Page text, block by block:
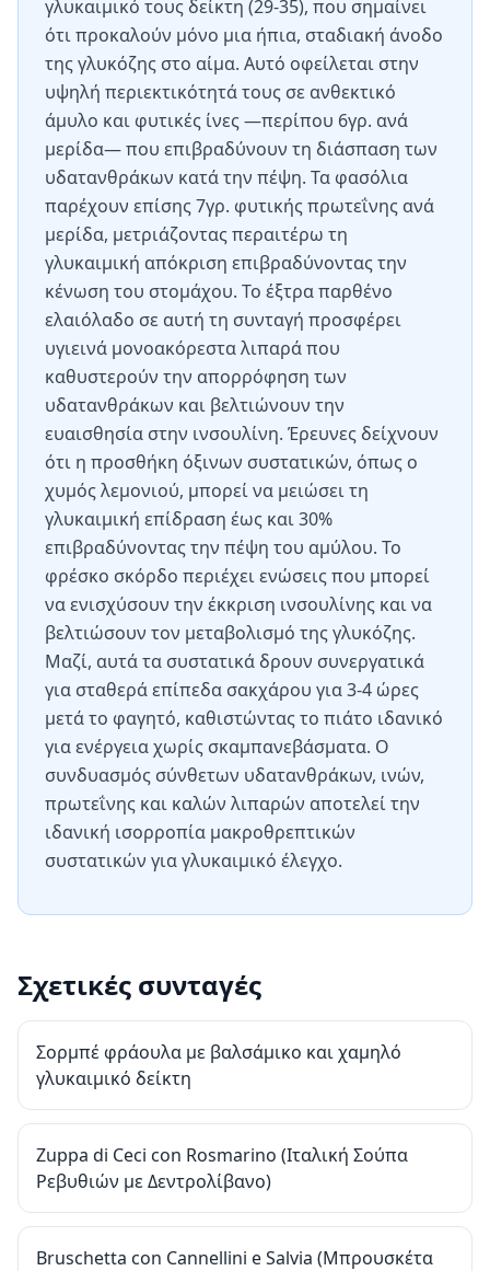
γλυκαιμικό τους δείκτη (29-35), που σημαίνει
ότι προκαλούν μόνο μια ήπια, σταδιακή άνοδο
της γλυκόζης στο αίμα. Αυτό οφείλεται στην
υψηλή περιεκτικότητά τους σε ανθεκτικό
άμυλο και φυτικές ίνες —περίπου 6γρ. ανά
μερίδα— που επιβραδύνουν τη διάσπαση των
υδατανθράκων κατά την πέψη. Τα φασόλια
παρέχουν επίσης 7γρ. φυτικής πρωτεΐνης ανά
μερίδα, μετριάζοντας περαιτέρω τη
γλυκαιμική απόκριση επιβραδύνοντας την
κένωση του στομάχου. Το έξτρα παρθένο
ελαιόλαδο σε αυτή τη συνταγή προσφέρει
υγιεινά μονοακόρεστα λιπαρά που
καθυστερούν την απορρόφηση των
υδατανθράκων και βελτιώνουν την
ευαισθησία στην ινσουλίνη. Έρευνες δείχνουν
ότι η προσθήκη όξινων συστατικών, όπως ο
χυμός λεμονιού, μπορεί να μειώσει τη
γλυκαιμική επίδραση έως και 30%
επιβραδύνοντας την πέψη του αμύλου. Το
φρέσκο σκόρδο περιέχει ενώσεις που μπορεί
να ενισχύσουν την έκκριση ινσουλίνης και να
βελτιώσουν τον μεταβολισμό της γλυκόζης.
Μαζί, αυτά τα συστατικά δρουν συνεργατικά
για σταθερά επίπεδα σακχάρου για 3-4 ώρες
μετά το φαγητό, καθιστώντας το πιάτο ιδανικό
για ενέργεια χωρίς σκαμπανεβάσματα. Ο
συνδυασμός σύνθετων υδατανθράκων, ινών,
πρωτεΐνης και καλών λιπαρών αποτελεί την
ιδανική ισορροπία μακροθρεπτικών
συστατικών για γλυκαιμικό έλεγχο.
Σχετικές συνταγές
Σορμπέ φράουλα με βαλσάμικο και χαμηλό
γλυκαιμικό δείκτη
Zuppa di Ceci con Rosmarino (Ιταλική Σούπα
Ρεβυθιών με Δεντρολίβανο)
Bruschetta con Cannellini e Salvia (Μπρουσκέτα